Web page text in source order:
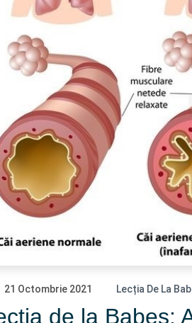
21 Octombrie 2021 Lecția De La
de la Babeș: